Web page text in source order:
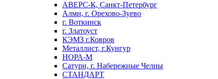
АВЕРС-К, Санкт-Петербург
Алми, г. Орехово-Зуево
г. Воткинск
г. Златоуст
КЭМЗ г.Ковров
Металлист, г.Кунгур
НОРА-М
Сатурн, г. Набережные Челны
СТАНДАРТ